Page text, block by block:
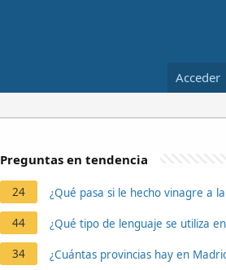
Acceder
Preguntas en tendencia
24 ¿Qué pasa si le hecho vinagre a
44 ¿Qué tipo de lenguaje se utiliza
34 ¿Cuántas provincias hay en